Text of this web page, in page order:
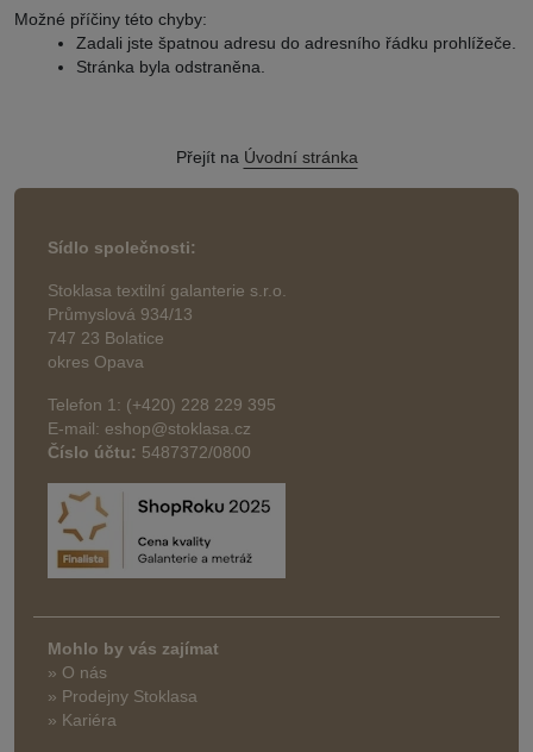
Možné příčiny této chyby:
Zadali jste špatnou adresu do adresního řádku prohlížeče.
Stránka byla odstraněna.
Přejít na Úvodní stránka
Sídlo společnosti:
Stoklasa textilní galanterie s.r.o.
Průmyslová 934/13
747 23 Bolatice
okres Opava
Telefon 1: (+420) 228 229 395
E-mail: eshop@stoklasa.cz
Číslo účtu: 5487372/0800
Mohlo by vás zajímat
» O nás
» Prodejny Stoklasa
» Kariéra